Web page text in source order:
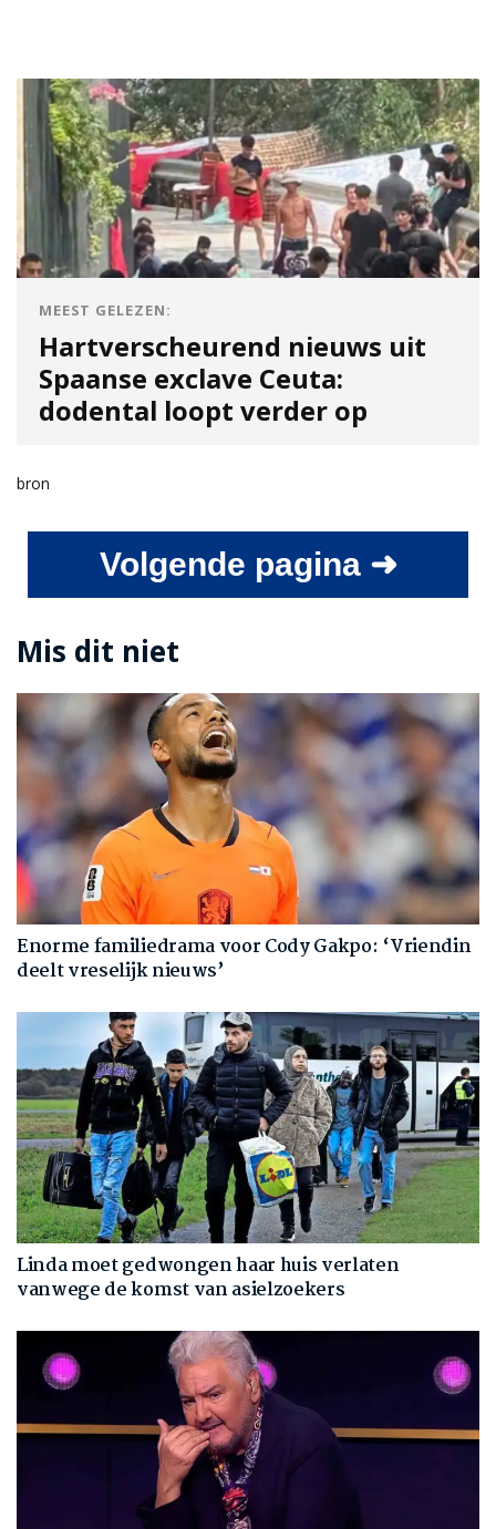
MEEST GELEZEN:
Hartverscheurend nieuws uit
Spaanse exclave Ceuta:
dodental loopt verder op
bron
Volgende pagina ➜
Mis dit niet
Enorme familiedrama voor Cody Gakpo: ‘Vriendin
deelt vreselijk nieuws’
Linda moet gedwongen haar huis verlaten
vanwege de komst van asielzoekers